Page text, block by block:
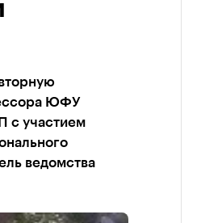
ЮФУ
с участием
ведомства